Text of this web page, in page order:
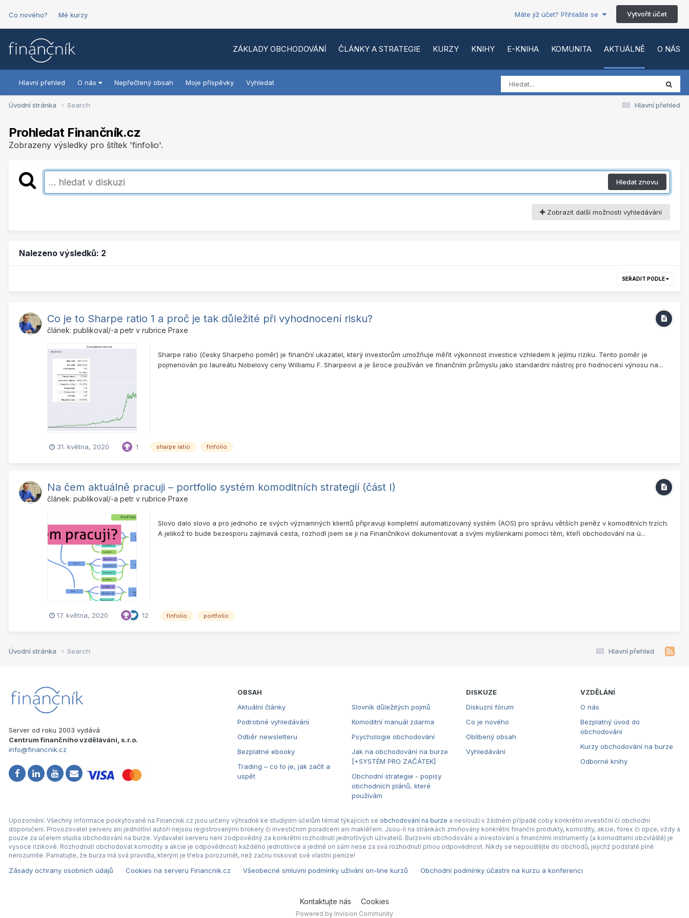
Co nového? Mé kurzy Máte již účet? Přihlašte se Vytvořit účet
ZÁKLADY OBCHODOVÁNÍ ČLÁNKY A STRATEGIE KURZY KNIHY E-KNIHA KOMUNITA AKTUÁLNĚ O NÁS
Hlavní přehled O nás Nepřečtený obsah Moje příspěvky Vyhledat
Hlavní přehled
Úvodní stránka Search
Prohledat Finančník.cz
Zobrazeny výsledky pro štítek 'finfolio'.
Hledat znovu
Zobrazit další možnosti vyhledávání
Nalezeno výsledků: 2
SEŘADIT PODLE
Co je to Sharpe ratio 1 a proč je tak důležité při vyhodnocení risku?
článek: publikoval/-a petr v rubrice Praxe
Sharpe ratio (česky Sharpeho poměr) je finanční ukazatel, který investorům umožňuje měřit výkonnost investice vzhledem k jejímu riziku. Tento poměr je
pojmenován po laureátu Nobelovy ceny Williamu F. Sharpeovi a je široce používán ve finančním průmyslu jako standardní nástroj pro hodnocení výnosu na...
31. května, 2020 1 sharpe ratio finfolio
Na čem aktuálně pracuji – portfolio systém komoditních strategií (část I)
článek: publikoval/-a petr v rubrice Praxe
Slovo dalo slovo a pro jednoho ze svých významných klientů připravuji kompletní automatizovaný systém (AOS) pro správu větších peněz v komoditních trzích.
A jelikož to bude bezesporu zajímavá cesta, rozhodl jsem se ji na Finančníkovi dokumentovat a svými myšlenkami pomoci těm, kteří obchodování na ú...
17. května, 2020 12 finfolio portfolio
Hlavní přehled
Úvodní stránka Search
Server od roku 2003 vydává
Centrum finančního vzdělávání, s.r.o.
info@financnik.cz
OBSAH
Aktuální články
Podrobné vyhledávání
Odběr newsletteru
Bezplatné ebooky
Trading – co to je, jak začít a
uspět
Slovník důležitých pojmů
Komoditní manuál zdarma
Psychologie obchodování
Jak na obchodování na burze
[+SYSTÉM PRO ZAČÁTEK]
Obchodní strategie - popisy
obchodních plánů, které
používám
DISKUZE
Diskuzní fórum
Co je nového
Oblíbený obsah
Vyhledávání
VZDĚLÁNÍ
O nás
Bezplatný úvod do
obchodování
Kurzy obchodování na burze
Odborné knihy
Upozornění: Všechny informace poskytované na Financnik.cz jsou určeny výhradně ke studijním účelům témat týkajících se obchodování na burze a neslouží v žádném případě coby konkrétní investiční či obchodní
doporučení. Provozovatel serveru ani jednotliví autoři nejsou registrovanými brokery či investičním poradcem ani makléřem. Jsou-li na stránkách zmiňovány konkrétní finanční produkty, komodity, akcie, forex či opce, vždy a
pouze za účelem studia obchodování na burze. Vydavatel serveru není zodpovědný za konkrétní rozhodnutí jednotlivých uživatelů. Burzovní obchodování a investování s finančními instrumenty (a komoditami obzvláště) je
vysoce rizikové. Rozhodnutí obchodovat komodity a akcie je odpovědností každého jednotlivce a jedině on sám nese za svá rozhodnutí plnou odpovědnost. Nikdy se nepouštějte do obchodů, jejichž podstatě plně
nerozumíte. Pamatujte, že burza má svá pravidla, kterým je třeba porozumět, než začnu riskovat své vlastní peníze!
Zásady ochrany osobních údajů Cookies na serveru Financnik.cz Všeobecné smluvní podmínky užívání on-line kurzů Obchodní podmínky účastni na kurzu a konferenci
Kontaktujte nás Cookies
Powered by Invision Community